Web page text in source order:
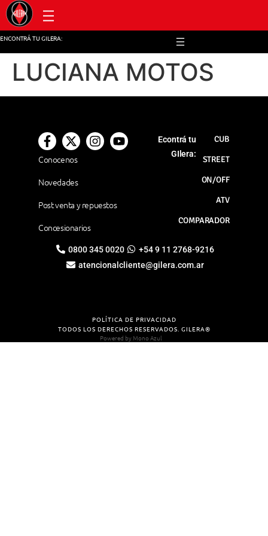
ENCONTRÁ TU GILERA:
LUCIANA MOTOS
Conocenos
Novedades
Post venta y repuestos
Concesionarios
Econtrá tu
GIlera:
CUB
STREET
ON/OFF
ATV
COMPARADOR
0800 345 0020
+54 9 11 2768-9216
atencionalcliente@gilera.com.ar
POLÍTICA DE PRIVACIDAD
TODOS LOS DERECHOS RESERVADOS. GILERA®
Powered by Mono Azul